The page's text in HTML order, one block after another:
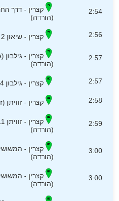
2:54
קצרין - דרך
(הורדה)
2:56 קצרין - שיאון 2 (שיאון / טיילת נווה) (הורדה)
2:57
קצרין - גילבון
(הורדה)
2:57 קצרין - גילבון 44 (גילבון / תדהר) (הורדה)
2:58 קצרין - זוויתן
2:59
(הורדה)
3:00
(הורדה)
3:00
(הורדה)